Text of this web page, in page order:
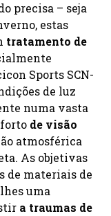
precisa – seja
estas
tratamento de
Sports SCN-
de luz
numa vasta
de visão
atmosférica
As objetivas
de materiais de
uma
a traumas de